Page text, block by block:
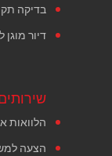
בדיקה
דיור מוגן
הלוואות
הצעה